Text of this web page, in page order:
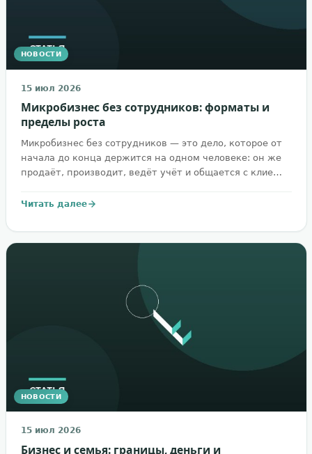
НОВОСТИ
15 июл 2026
Микробизнес без сотрудников: форматы и
пределы роста
Микробизнес без сотрудников — это дело, которое от
начала до конца держится на одном человеке: он же
продаёт, производит, ведёт учёт и общается с клие…
Читать далее
НОВОСТИ
15 июл 2026
Бизнес и семья: границы, деньги и